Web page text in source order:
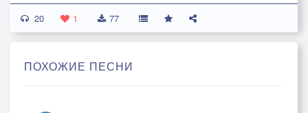
Круглый в масле со сметаной
Хочешь с кремом творогом
На углях чай с сапогом
20 1 77
ПОХОЖИЕ ПЕСНИ